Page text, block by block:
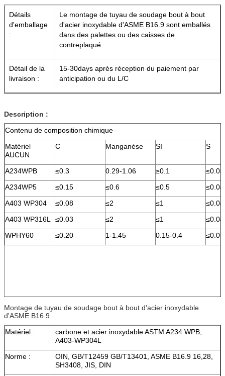
Détails
d'emballage
:
Le montage de tuyau de soudage bout à bout
d'acier inoxydable d'ASME B16.9 sont emballés
dans des palettes ou des caisses de
contreplaqué.
Détail de la
livraison :
15-30days après réception du paiement par
anticipation ou du L/C
Description :
Contenu de composition chimique
Matériel
AUCUN
C Manganèse SI S
A234WPB ≤0.3 0.29-1.06 ≥0.1
A234WP5
≤0.15 ≤0.6 ≤0.5
≤0.04
A403 WP304
≤0.08 ≤2 ≤1
A403 WP316L
≤0.03 ≤2 ≤1
WPHY60
≤0.20 1-1.45 0.15-0.4
Montage de tuyau de soudage bout à bout d'acier inoxydable
d'ASME B16.9
Matériel :
carbone et acier inoxydable ASTM A234 WPB,
A403-WP304L
Norme :
OIN, GB/T12459 GB/T13401, ASME B16.9 16,28,
SH3408, JIS, DIN